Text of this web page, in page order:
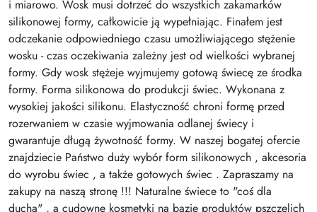
i miarowo. Wosk musi dotrzeć do wszystkich zakamarków
silikonowej formy, całkowicie ją wypełniając. Finałem jest
odczekanie odpowiedniego czasu umożliwiającego stężenie
wosku - czas oczekiwania zależny jest od wielkości wybranej
formy. Gdy wosk stężeje wyjmujemy gotową świecę ze środka
formy. Forma silikonowa do produkcji świec. Wykonana z
wysokiej jakości silikonu. Elastyczność chroni formę przed
rozerwaniem w czasie wyjmowania odlanej świecy i
gwarantuje długą żywotność formy. W naszej bogatej ofercie
znajdziecie Państwo duży wybór form silikonowych , akcesoria
do wyrobu świec , a także gotowych świec . Zapraszamy na
zakupy na naszą stronę !!! Naturalne świece to "coś dla
ducha" , a cudowne kosmetyki na bazie produktów pszczelich